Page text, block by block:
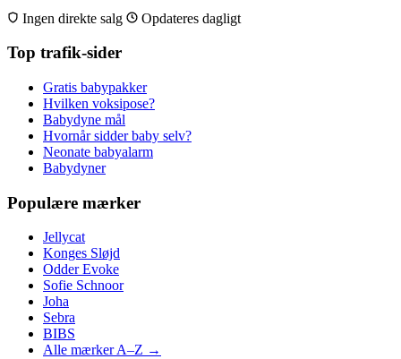
Ingen direkte salg
Opdateres dagligt
Top trafik-sider
Gratis babypakker
Hvilken voksipose?
Babydyne mål
Hvornår sidder baby selv?
Neonate babyalarm
Babydyner
Populære mærker
Jellycat
Konges Sløjd
Odder Evoke
Sofie Schnoor
Joha
Sebra
BIBS
Alle mærker A–Z →